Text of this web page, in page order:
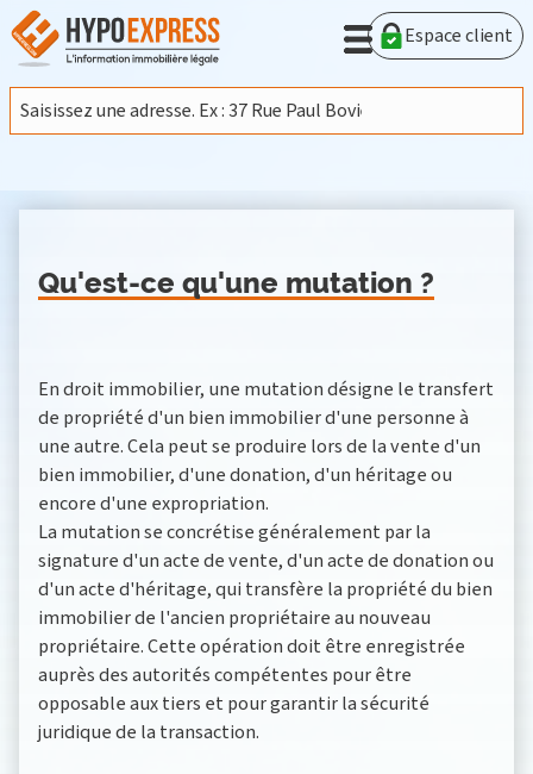
Espace client
Qu'est-ce qu'une mutation ?
En droit immobilier, une mutation désigne le transfert
de propriété d'un bien immobilier d'une personne à
une autre. Cela peut se produire lors de la vente d'un
bien immobilier, d'une donation, d'un héritage ou
encore d'une expropriation.
La mutation se concrétise généralement par la
signature d'un acte de vente, d'un acte de donation ou
d'un acte d'héritage, qui transfère la propriété du bien
immobilier de l'ancien propriétaire au nouveau
propriétaire. Cette opération doit être enregistrée
auprès des autorités compétentes pour être
opposable aux tiers et pour garantir la sécurité
juridique de la transaction.